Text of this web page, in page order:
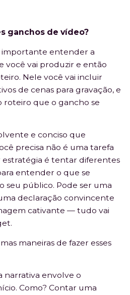
ganchos de vídeo?
importante entender a
você vai produzir e então
Nele você vai incluir
de cenas para gravação, e
roteiro que o gancho se
e conciso que
precisa não é uma tarefa
estratégia é tentar diferentes
entender o que se
seu público. Pode ser uma
declaração convincente
cativante — tudo vai
maneiras de fazer esses
envolve o
Como? Contar uma